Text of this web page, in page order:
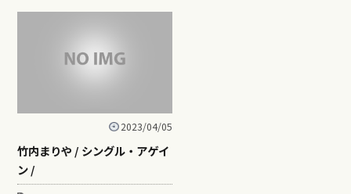
2023/04/05
竹内まりや / シングル・アゲイ
ン /